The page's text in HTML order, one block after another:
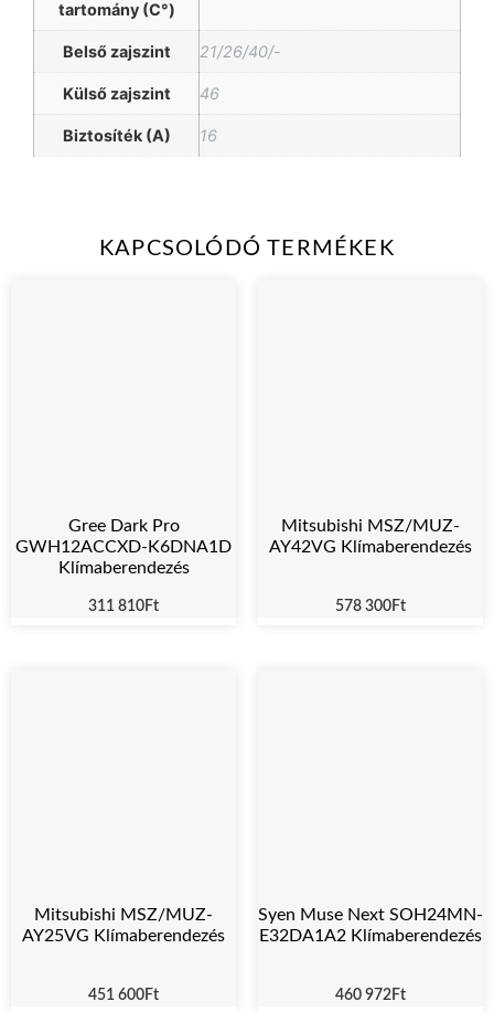
tartomány (C°)
Belső zajszint 21/26/40/-
Külső zajszint 46
Biztosíték (A) 16
KAPCSOLÓDÓ TERMÉKEK
Gree Dark Pro
GWH12ACCXD-K6DNA1D
Klímaberendezés
311 810Ft
Mitsubishi MSZ/MUZ-
AY42VG Klímaberendezés
578 300Ft
Mitsubishi MSZ/MUZ-
AY25VG Klímaberendezés
451 600Ft
Syen Muse Next SOH24MN-
E32DA1A2 Klímaberendezés
460 972Ft